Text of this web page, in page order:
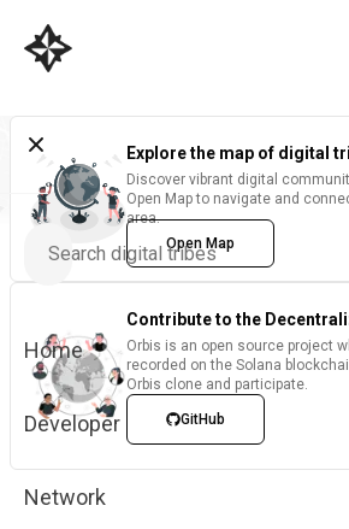
Home
Developer
Network
Explore the map of digital
Discover vibrant digital
Open Map to navigate and
area.
Open Map
Contribute to the
Orbis is an open source project
recorded on the Solana
Orbis clone and participate.
GitHub